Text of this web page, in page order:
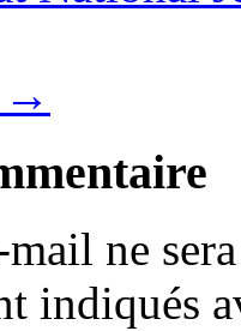
→
mail ne
indiqués